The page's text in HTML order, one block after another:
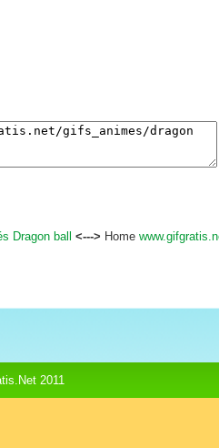
Dragon ball <---> Home
2011